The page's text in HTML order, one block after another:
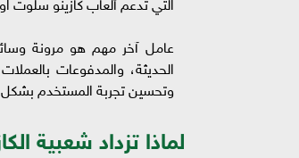
عامل آخر مهم هو مرونة
الحديثة، والمدفوعات
وتحسين تجربة المستخدم
لماذا تزداد شعبية